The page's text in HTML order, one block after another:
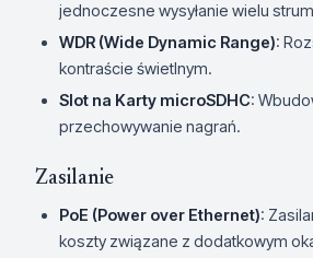
jednoczesne wysyłanie wielu
WDR (Wide Dynamic Range):
kontraście świetlnym.
Slot na Karty microSDHC:
przechowywanie nagrań.
Zasilanie
PoE (Power over Ethernet):
koszty związane z dodatkowym